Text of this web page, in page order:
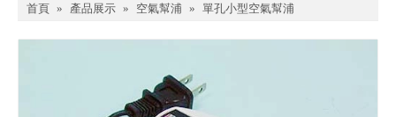
首頁 » 產品展示 » 空氣幫浦 » 單孔小型空氣幫浦